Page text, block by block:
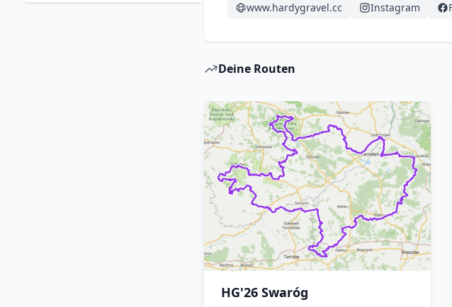
www.hardygravel.cc Instagram
Deine Routen
HG'26 Swaróg